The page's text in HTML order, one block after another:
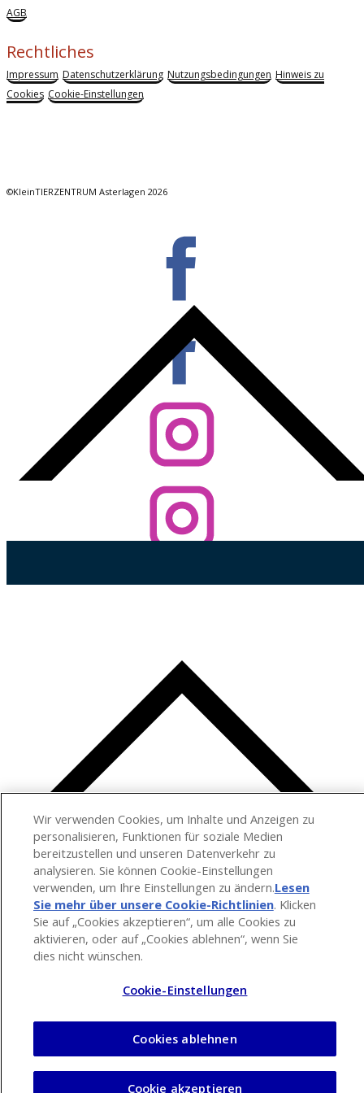
AGB
Rechtliches
Impressum Datenschutzerklärung Nutzungsbedingungen Hinweis zu
Cookies Cookie-Einstellungen
©KleinTIERZENTRUM Asterlagen 2026
Wir verwenden Cookies, um Inhalte und Anzeigen zu
personalisieren, Funktionen für soziale Medien
bereitzustellen und unseren Datenverkehr zu
analysieren. Sie können Cookie-Einstellungen
verwenden, um Ihre Einstellungen zu ändern.Lesen
Sie mehr über unsere Cookie-Richtlinien(opens in a
new tab)
. Klicken
Sie auf „Cookies akzeptieren“, um alle Cookies zu
aktivieren, oder auf „Cookies ablehnen“, wenn Sie
dies nicht wünschen.
Cookie-Einstellungen
Cookies ablehnen
Cookie akzeptieren